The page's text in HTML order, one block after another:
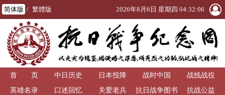
简体版 / 繁體版 2026年8月6日 星期四 04:32:07
首 页 中日历史 日本投降 战时中国
战线战役
英雄名录
口述回忆 关爱老兵
抗日战争图书
抗战公益